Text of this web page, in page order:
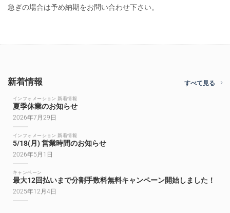
急ぎの場合は予め納期をお問い合わせ下さい。
新着情報 すべて見る
インフォメーション 新着情報
夏季休業のお知らせ
2026年7月29日
インフォメーション 新着情報
5/18(月) 営業時間のお知らせ
2026年5月1日
キャンペーン
最大12回払いまで分割手数料無料キャンペーン開始しました！
2025年12月4日